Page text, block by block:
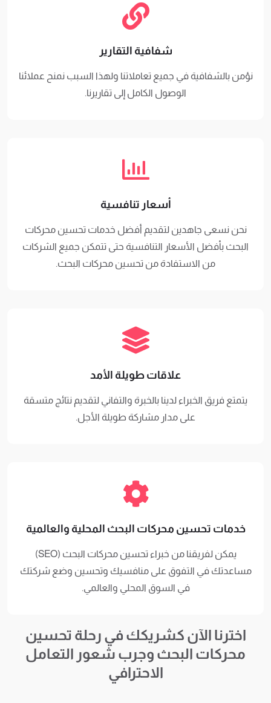
شفافية التقارير
نؤمن بالشفافية في جميع تعاملاتنا ولهذا السبب نمنح عملائنا
الوصول الكامل إلى تقاريرنا.
أسعار تنافسية
نحن نسعى جاهدين لتقديم أفضل خدمات تحسين محركات
البحث بأفضل الأسعار التنافسية حتى تتمكن جميع الشركات
من الاستفادة من تحسين محركات البحث.
علاقات طويلة الأمد
يتمتع فريق الخبراء لدينا بالخبرة والتفاني لتقديم نتائج متسقة
على مدار مشاركة طويلة الأجل.
خدمات تحسين محركات البحث المحلية والعالمية
يمكن لفريقنا من خبراء تحسين محركات البحث (SEO)
مساعدتك في التفوق على منافسيك وتحسين وضع شركتك
في السوق المحلي والعالمي.
اخترنا الآن كشريكك في رحلة تحسين
محركات البحث وجرب شعور التعامل
الاحترافي